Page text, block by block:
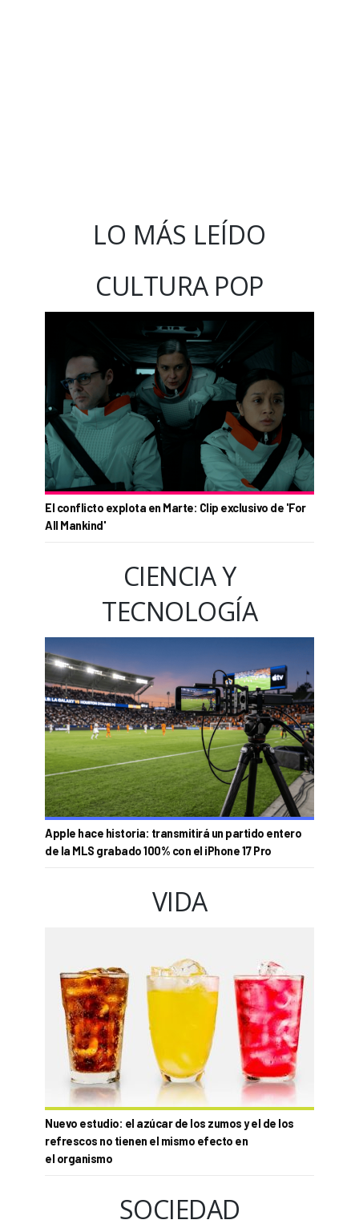
LO MÁS LEÍDO
CULTURA POP
El conflicto explota en Marte: Clip exclusivo de 'For
All Mankind'
CIENCIA Y
TECNOLOGÍA
Apple hace historia: transmitirá un partido entero
de la MLS grabado 100% con el iPhone 17 Pro
VIDA
Nuevo estudio: el azúcar de los zumos y el de los
refrescos no tienen el mismo efecto en
el organismo
SOCIEDAD